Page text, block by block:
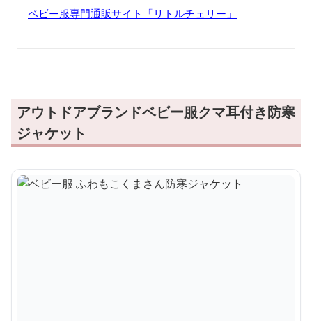
ベビー服専門通販サイト「リトルチェリー」
アウトドアブランドベビー服クマ耳付き防寒
ジャケット